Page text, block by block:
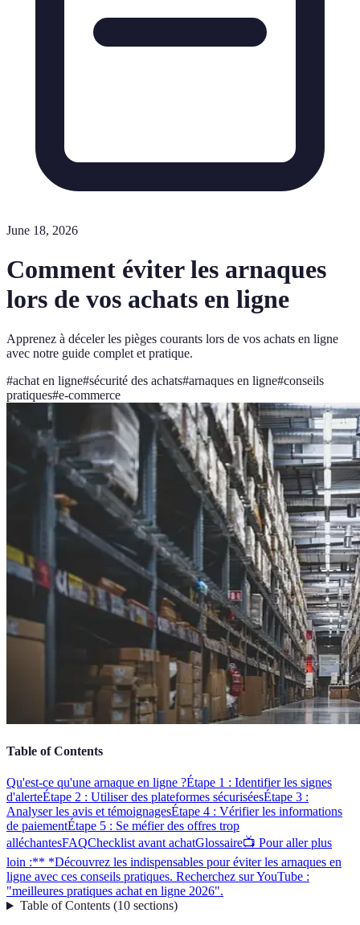
June 18, 2026
Comment éviter les arnaques
lors de vos achats en ligne
Apprenez à déceler les pièges courants lors de vos achats en ligne
avec notre guide complet et pratique.
#achat en ligne#sécurité des achats#arnaques en ligne#conseils
pratiques#e-commerce
Table of Contents
Qu'est-ce qu'une arnaque en ligne ?Étape 1 : Identifier les signes
d'alerteÉtape 2 : Utiliser des plateformes sécuriséesÉtape 3 :
Analyser les avis et témoignagesÉtape 4 : Vérifier les informations
de paiementÉtape 5 : Se méfier des offres trop
alléchantesFAQChecklist avant achatGlossaire📺 Pour aller plus
loin :** *Découvrez les indispensables pour éviter les arnaques en
ligne avec ces conseils pratiques. Recherchez sur YouTube :
"meilleures pratiques achat en ligne 2026".
Table of Contents(10 sections)